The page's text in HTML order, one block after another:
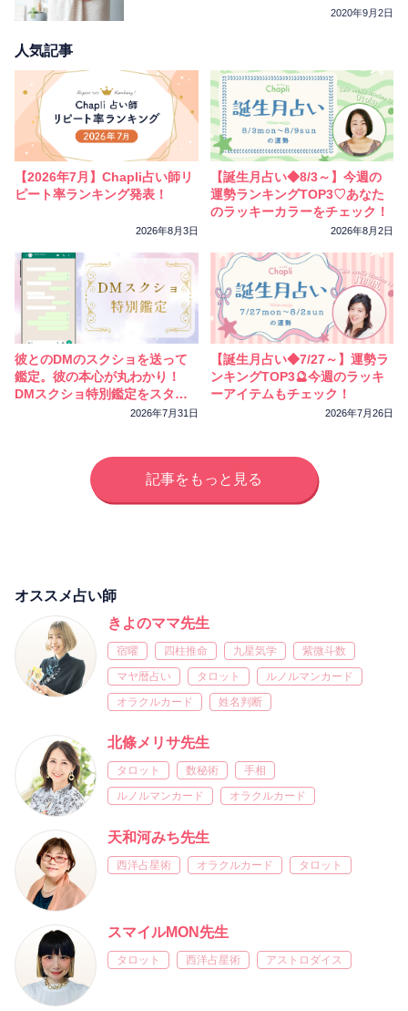
2020年9月2日
人気記事
【2026年7月】Chapli占い師リ
ピート率ランキング発表！
2026年8月3日
【誕生月占い◆8/3～】今週の
運勢ランキングTOP3♡あなた
のラッキーカラーをチェック！
2026年8月2日
彼とのDMのスクショを送って
鑑定。彼の本心が丸わかり！
DMスクショ特別鑑定をスター
2026年7月31日
【誕生月占い◆7/27～】運勢ラ
ンキングTOP3🔮今週のラッキ
ーアイテムもチェック！
2026年7月26日
記事をもっと見る
オススメ占い師
きよのママ先生
宿曜 四柱推命 九星気学
紫微斗数
マヤ暦占い
タロット
ルノルマンカード
オラクルカード
姓名判断
北條メリサ先生
タロット 数秘術
手相
ルノルマンカード
オラクルカード
天和河みち先生
西洋占星術 オラクルカード タロット
スマイルMON先生
タロット 西洋占星術 アストロダイス